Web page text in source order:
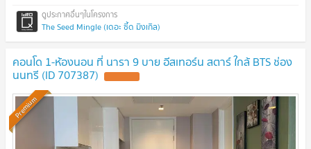
The Seed Mingle (เดอะ ซี้ด มิงเกิล)
คอนโด 1-ห้องนอน ที่ นารา 9 บาย อีสเทอร์น สตาร์ ใกล้ BTS ช่อง
นนทรี (ID 707387)
Premium